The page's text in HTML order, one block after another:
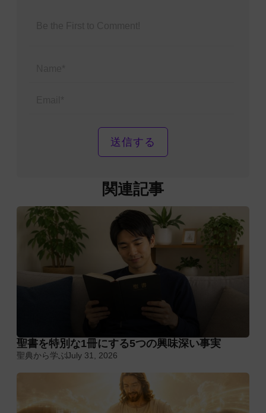
関連記事
聖書を特別な1冊にする5つの興味深い事実
聖典から学ぶJuly 31, 2026